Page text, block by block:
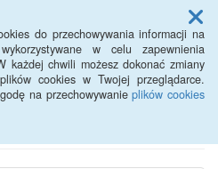
do przechowywania informacji na
w celu zapewnienia
każdej chwili możesz dokonać zmiany
cookies w Twojej przeglądarce.
na przechowywanieplików cookies
Menu